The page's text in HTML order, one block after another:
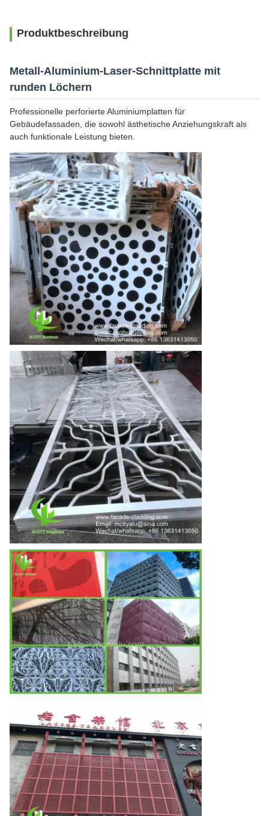
Produktbeschreibung
Metall-Aluminium-Laser-Schnittplatte mit
runden Löchern
Professionelle perforierte Aluminiumplatten für
Gebäudefassaden, die sowohl ästhetische Anziehungskraft als
auch funktionale Leistung bieten.